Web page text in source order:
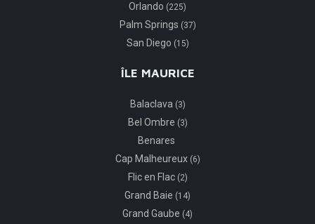
Orlando (225)
Palm Springs (37)
San Diego (15)
ÎLE MAURICE
Balaclava (3)
Bel Ombre (3)
Benares
Cap Malheureux (6)
Flic en Flac (2)
Grand Baie (14)
Grand Gaube (4)